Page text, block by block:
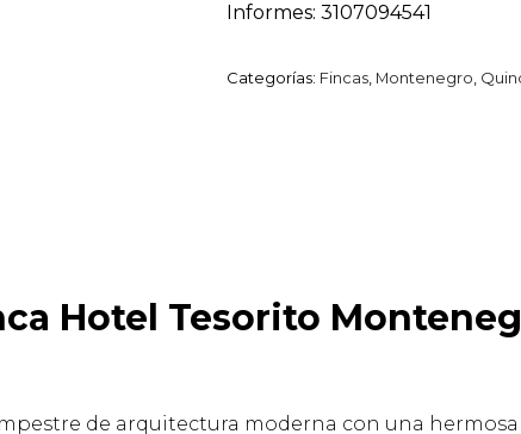
Informes: 3107094541
Categorías: Fincas Montenegro
Hotel Tesorito
de arquitectura moderna con una